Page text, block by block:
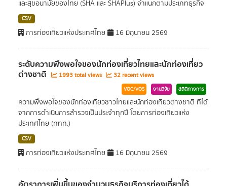
และสุขอนามัยของไทย (SHA และ SHAPlus) จำแนกตามประเภทธุรกิจ
CSV
การท่องเที่ยวแห่งประเทศไทย 16 มิถุนายน 2569
ระดับความพึงพอใจของนักท่องเที่ยวไทยและนักท่องเที่ยว
ต่างชาติ 1993 total views 32 recent views
VOC/VOS งานวิจัย สถิติทางการ
ความพึงพอใจของนักท่องเที่ยวชาวไทยและนักท่องเที่ยวต่างชาติ ที่ได้
จากการดำเนินการสำรวจเป็นประจำทุกปี โดยการท่องเที่ยวแห่ง
ประเทศไทย (ททท.)
CSV
การท่องเที่ยวแห่งประเทศไทย 16 มิถุนายน 2569